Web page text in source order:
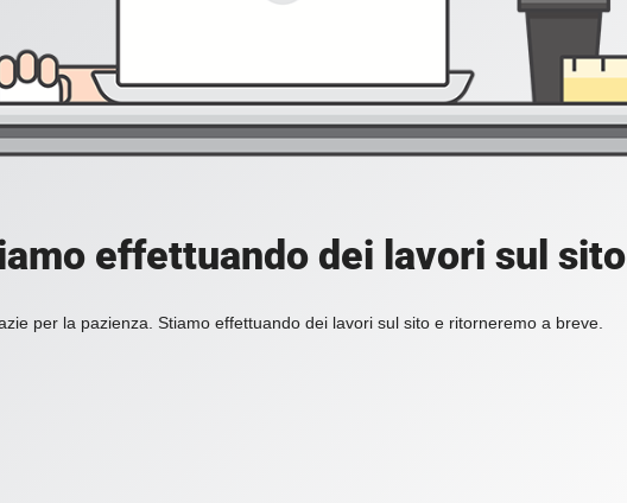
effettuando dei lavori sul sito
per la pazienza. Stiamo effettuando dei lavori sul sito e ritorneremo a breve.